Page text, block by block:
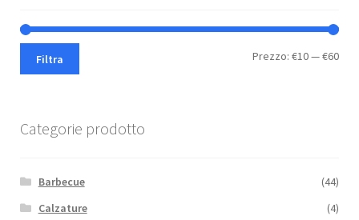
Filtra Prezzo: €10—€60
Categorie prodotto
Barbecue
(44)
Calzature
(4)